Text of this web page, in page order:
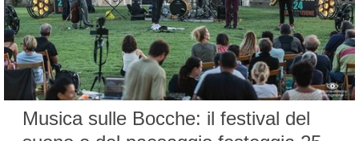
Musica sulle Bocche: il festival del